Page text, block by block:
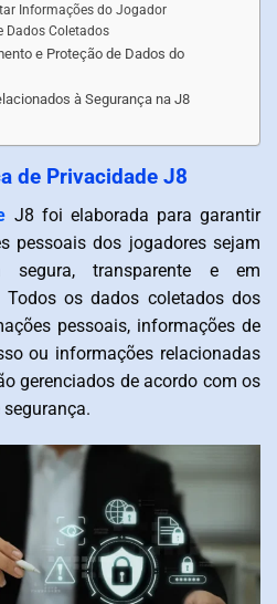
Informações do Jogador
Dados Coletados
e Proteção de Dados do
à Segurança na J8
de Privacidade J8
J8 foi elaborada para garantir
pessoais dos jogadores sejam
segura, transparente e em
os dados coletados dos
pessoais, informações de
ou informações relacionadas
gerenciados de acordo com os